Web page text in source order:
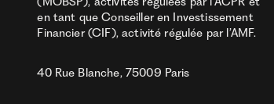
en tant que Conseiller en Investissement
Financier (CIF), activité régulée par l’AMF.
40 Rue Blanche, 75009 Paris